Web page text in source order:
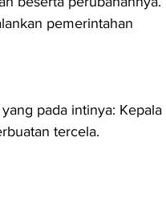
pemerintahan
pada intinya: Kepala
tercela.